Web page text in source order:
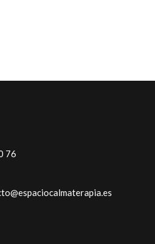
76